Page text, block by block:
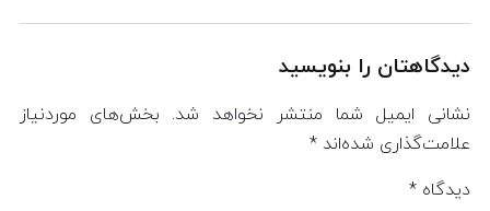
دیدگاهتان را بنویسید
نشانی ایمیل شما منتشر نخواهد شد. بخش‌های موردنیاز
علامت‌گذاری شده‌اند *
دیدگاه *